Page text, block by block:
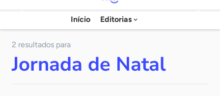
Agência
Sebrae
Notícias
Início Editorias
chave
2 resultados para
Jornada de Natal